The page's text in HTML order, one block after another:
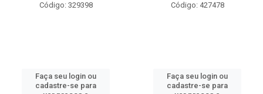
Código: 329398
Faça seu login ou
cadastre-se para
Código: 427478
Faça seu login ou
cadastre-se para